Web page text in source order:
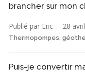
brancher sur mon
Publié par Eric 28
Thermopompes,
Puis-je convertir